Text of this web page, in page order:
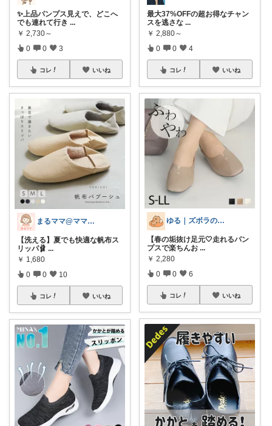
✨上品パンプス見えで、どこへ
でも連れて行き ...
￥ 2,730～
0 0 3
コレ いいね
まるママ@ママに優しいグッズ＊*
【洗える】夏でも快適な帆布ス
リッパ🩰 ...
￥ 1,680
0 0 10
コレ いいね
最大37%OFFの超お得なチャン
スを逃さな ...
￥ 2,880～
0 0 4
コレ いいね
ゆる｜ズボラのちょいラク暮らし
【春の垢抜け足元🤍走れるパン
プスで楽ちんお ...
￥ 2,280
0 0 6
コレ いいね